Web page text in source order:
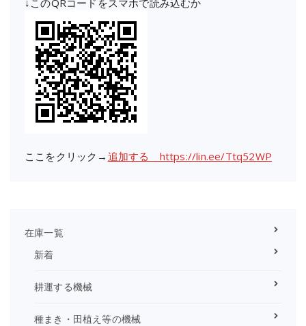
ここをクリック→ 追加する https://lin.ee/Ttq52WP
在庫一覧
新着
耕運する機械
種まき・田植え等の機械